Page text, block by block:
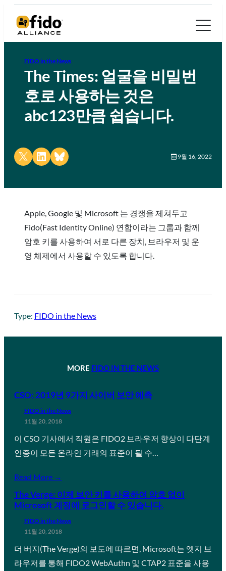
FIDO in the News
The Times: 얼굴을 비밀번
호로 사용하는 것은
abc123만큼 쉽습니다.
Share on X Share on LinkedIn
Share on Bluesky 9월 16, 2022
Apple, Google 및 Microsoft 는 경쟁을 제쳐두고
Fido(Fast Identity Online) 연합이라는 그룹과 함께
암호 키를 사용하여 서로 다른 장치, 브라우저 및 운
영 체제에서 사용할 수 있도록 합니다.
Type: FIDO in the News
MORE FIDO IN THE NEWS
CSO: 2019년 9가지 사이버 보안 예측
FIDO in the News
11월 20, 2018
이 CSO 기사에서 직원은 FIDO2 브라우저 향상이 다단계
인증이 모든 온라인 거래의 표준이 될 수…
Read More →
The Verge: 이제 보안 키를 사용하여 암호 없이
Microsoft 계정에 로그인할 수 있습니다.
FIDO in the News
11월 20, 2018
더 버지(The Verge)의 보도에 따르면, Microsoft는 엣지 브
라우저를 통해 FIDO2 WebAuthn 및 CTAP2 표준을 사용